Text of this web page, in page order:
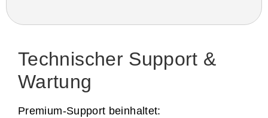
Technischer Support &
Wartung
Premium-Support beinhaltet: